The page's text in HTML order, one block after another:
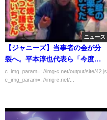
ニュース
【ジャニーズ】当事者の会が分
裂へ。平本淳也代表ら「今度飲
みにいきましょうｗ」
c_img_param=; //img-c.net/output/site/42.js
c_img_param=; //img-c.net/...